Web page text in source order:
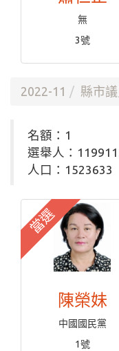
無
3號
2022-11 縣市
名額：1
選舉人：
人口：1523633
當選
陳榮妹
中國國民黨
1號